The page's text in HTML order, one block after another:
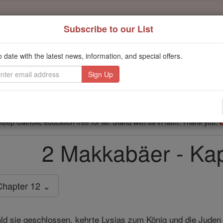
scroll past this
readers, Catholic Online wasde-platformed by Shopify for
Catholic Online School, Prayer Candles, and Catholic Online
. Our
this mission. But fewer than 2% of readers donate. If everyone gave
Catholic education free for all. Stand with us in faith. Thank you.
2 Makkabäer -
12 ⌄
sie geschlossen, kehrte Lysias zum König und die
Subscribe to our List
date with the latest news, information, and special offers.